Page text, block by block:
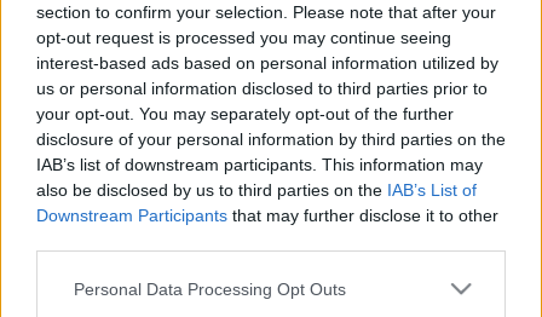
section to confirm your selection. Please note that after your
opt-out request is processed you may continue seeing
interest-based ads based on personal information utilized by
us or personal information disclosed to third parties prior to
your opt-out. You may separately opt-out of the further
disclosure of your personal information by third parties on the
IAB’s list of downstream participants. This information may
also be disclosed by us to third parties on the IAB’s List of
Downstream Participants that may further disclose it to other
Please note that this website/app uses one or more Google
Personal Data Processing Opt Outs
filmrendező. A Magyar Mozgókép Mestere címmel
kitüntetett művész még harmincéves sem volt, amikor
1954-ben első rendezésével, a Szigligeti Ede vígjátékából
készült Liliomfival halhatatlant alkotott, később pedig olyan
feledhetetlen filmeket készített, mint a Szerelem, a
Macskajáték, a Ház a sziklák alatt, a Magyar rekviem, a Fűre
lépni szabad, az Egy erkölcsös éjszaka és a Mese a 12
találatról.